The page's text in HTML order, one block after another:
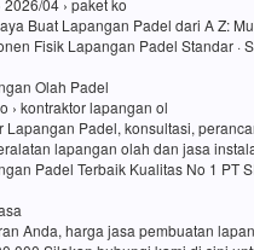
04 › paket ko
Buat Lapangan Padel dari A Z:
Fisik Lapangan Padel Standar ·
Olah Padel
› kontraktor lapangan ol
Lapangan Padel, konsultasi,
lapangan olah dan jasa
Padel Terbaik Kualitas No 1 PT
Anda, harga jasa pembuatan